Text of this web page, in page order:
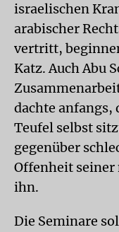
israelischen
arabischer
vertritt,
Katz. Auch Abu
dachte anfangs,
Teufel selbst
gegenüber
Offenheit seiner
ihn.
Die Seminare